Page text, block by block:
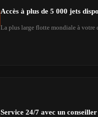
Accès à plus de 5 000 jets
La plus large flotte mondiale à votre
Service 24/7 avec un